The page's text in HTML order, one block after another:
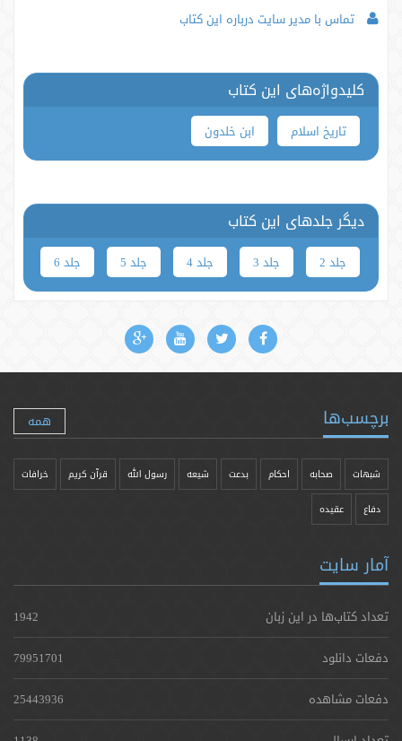
تماس با مدیر سایت درباره این کتاب
کلیدواژه‌های این کتاب
تاریخ اسلام ابن خلدون
دیگر جلدهای این کتاب
جلد 2 جلد 3 جلد 4 جلد 5 جلد 6
برچسب‌ها همه
شبهات صحابه احکام بدعت شیعه رسول الله قرآن کریم خرافات
دفاع عقیده
آمار سایت
تعداد کتاب‌ها در این زبان
1942
دفعات دانلود
79951701
دفعات مشاهده
25443936